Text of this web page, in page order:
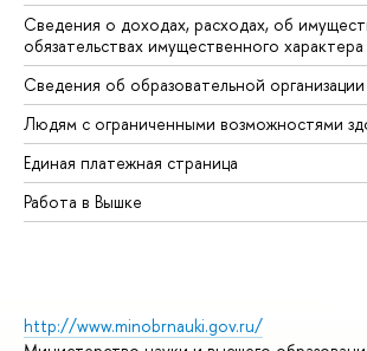
Сведения о доходах, расходах, об
обязательствах имущественного характера
Сведения об образовательной организации
Людям с ограниченными возможностями
Единая платежная страница
Работа в Вышке
http://www.minobrnauki.gov.ru/